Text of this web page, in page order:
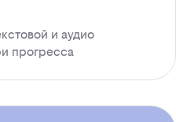
и аудио
прогресса